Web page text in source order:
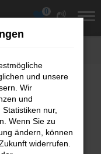
0
helfen können:
und unsere
Wir
und
nur,
Wenn Sie zu
ändern, können
widerrufen.